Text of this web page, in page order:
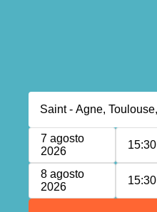
7 agosto
2026
15:30
8 agosto
2026
15:30